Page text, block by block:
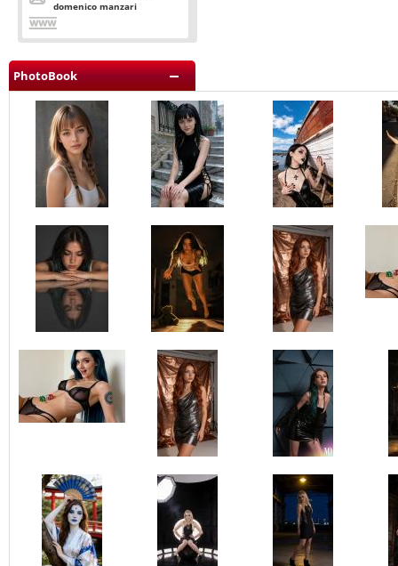
domenico manzari
PhotoBook